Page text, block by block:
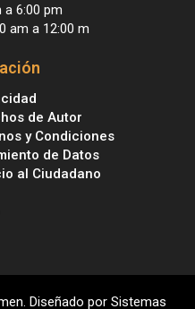
a 6:00 pm
am a 12:00 m
de Autor
y Condiciones
de Datos
al Ciudadano
Diseñado por Sistemas